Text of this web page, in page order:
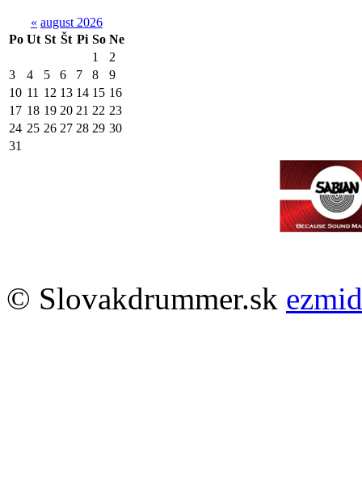
« august 2026
Po Ut St Št Pi So Ne
1
2
3
4 5 6 7 8
9
10 11 12 13 14 15 16
17 18 19 20 21 22 23
24 25 26 27 28 29 30
31
© Slovakdrummer.sk